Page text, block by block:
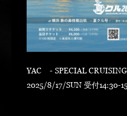
YAC - SPECIAL CRUISING PARTY -
2025/8/17/SUN 受付14:30-15:00 乗船 15:15 出航